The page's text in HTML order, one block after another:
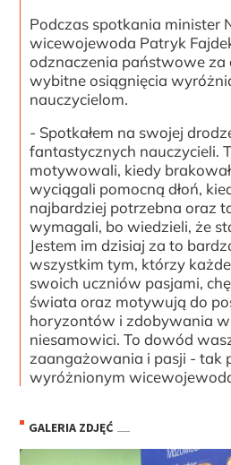
Podczas spotkania minister
wicewojewoda Patryk
odznaczenia państwowe za
wybitne osiągnięcia
nauczycielom.
- Spotkałem na swojej
fantastycznych nauczycieli.
motywowali, kiedy
wyciągali pomocną dłoń,
najbardziej potrzebna oraz
wymagali, bo wiedzieli, że
Jestem im dzisiaj za to
wszystkim tym, którzy
swoich uczniów pasjami,
świata oraz motywują do
horyzontów i zdobywania
niesamowici. To dowód
zaangażowania i pasji - tak
wyróżnionym
GALERIA ZDJĘĆ